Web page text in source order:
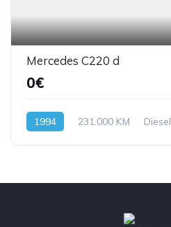
Mercedes C220 d
0€
1994 231.000 KM Diesel